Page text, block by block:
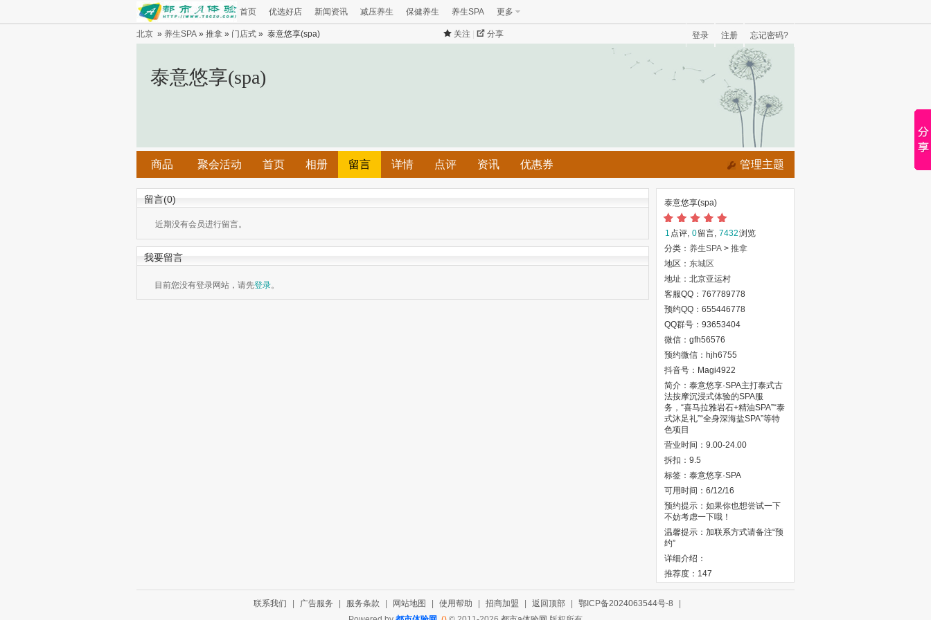
首页 优选好店 新闻资讯 减压养生 保健养生 养生SPA 更多
忘记密码?
注册
登录
关注 分享
北京 » 养生SPA » 推拿 » 门店式 » 泰意悠享(spa)
泰意悠享(spa)
商品 聚会活动 首页 相册 留言 详情 点评 资讯 优惠券 管理主题
留言(0)
近期没有会员进行留言。
我要留言
目前您没有登录网站，请先登录。
泰意悠享(spa)
1 点评, 0留言, 7432浏览
分类： 养生SPA > 推拿
地区： 东城区
地址：北京亚运村
客服QQ：767789778
预约QQ：655446778
QQ群号：93653404
微信：gfh56576
预约微信：hjh6755
抖音号：Magi4922
简介：泰意悠享·SPA‌主打泰式古
法按摩沉浸式体验的SPA服
务，“喜马拉雅岩石+精油SPA”“泰
式沐足礼”“全身深海盐SPA”等特
色项目
营业时间：9.00-24.00
拆扣：9.5
标签：泰意悠享·SPA‌
可用时间：6/12/16
预约提示：如果你也想尝试一下
不妨考虑一下哦！
温馨提示：加联系方式请备注“预
约”
详细介绍：
推荐度：147
联系我们 广告服务 服务条款 网站地图 使用帮助 招商加盟 返回顶部 鄂ICP备2024063544号-8